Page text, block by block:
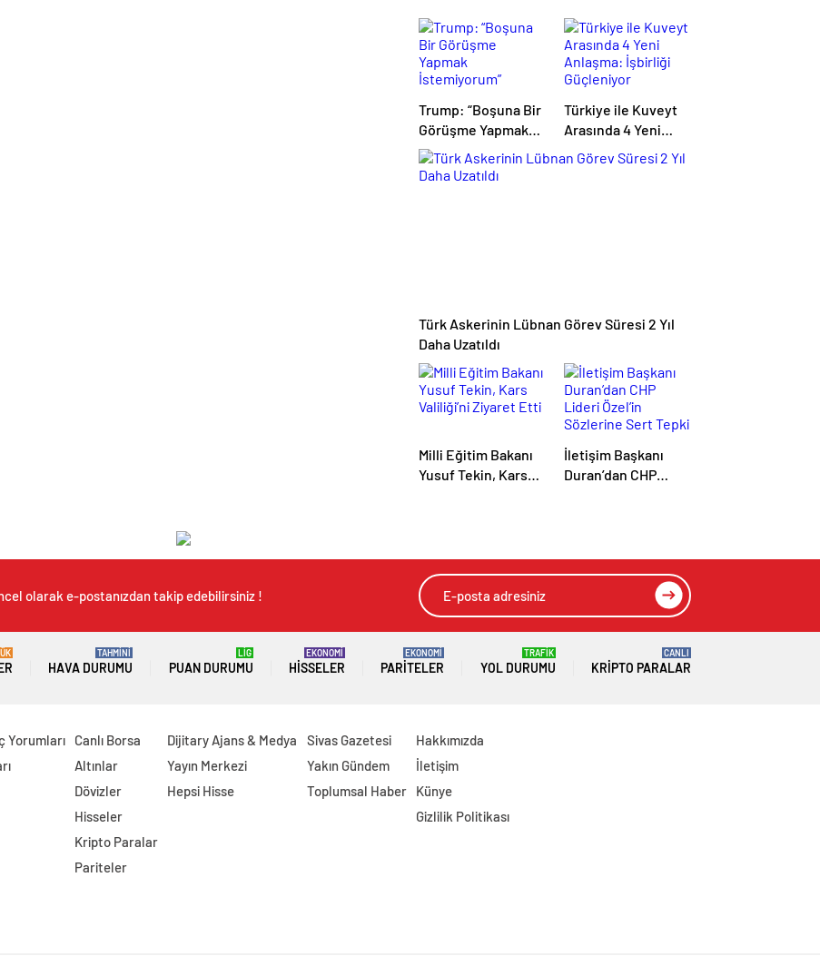
Trump: “Boşuna Bir
Görüşme Yapmak
İstemiyorum”
Türkiye ile Kuveyt
Arasında 4 Yeni
Anlaşma: İşbirliği
Güçleniyor
Türk Askerinin Lübnan Görev Süresi 2 Yıl
Daha Uzatıldı
Milli Eğitim Bakanı
Yusuf Tekin, Kars
İletişim Başkanı
Duran’dan CHP
olarak e-postanızdan takip edebilirsiniz !
HAVA DURUMU
TAHMİNİ
PUAN DURUMU
LİG
HISSELER
EKONOMİ
PARITELER
EKONOMİ
YOL DURUMU
TRAFİK
KRIPTO PARALAR
CANLI
Yorumları
Canlı Borsa
Altınlar
Dövizler
Hisseler
Kripto Paralar
Pariteler
Dijitary Ajans & Medya
Yayın Merkezi
Hepsi Hisse
Sivas Gazetesi
Yakın Gündem
Toplumsal Haber
Hakkımızda
İletişim
Künye
Gizlilik Politikası